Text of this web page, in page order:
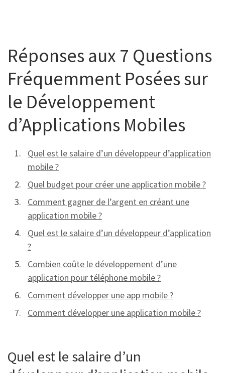
Réponses aux 7 Questions
Fréquemment Posées sur
le Développement
d’Applications Mobiles
Quel est le salaire d’un développeur d’application
mobile ?
Quel budget pour créer une application mobile ?
Comment gagner de l’argent en créant une
application mobile ?
Quel est le salaire d’un développeur d’application
?
Combien coûte le développement d’une
application pour téléphone mobile ?
Comment développer une app mobile ?
Comment développer une application mobile ?
Quel est le salaire d’un